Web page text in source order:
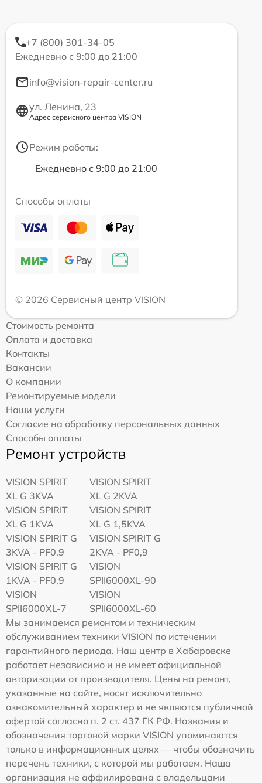
+7 (800) 301-34-05
Ежедневно с 9:00 до 21:00
info@vision-repair-center.ru
ул. Ленина, 23
Адрес сервисного центра VISION
Режим работы:
Ежедневно с 9:00 до 21:00
Способы оплаты
© 2026 Сервисный центр VISION
Стоимость ремонта
Оплата и доставка
Контакты
Вакансии
О компании
Ремонтируемые модели
Наши услуги
Согласие на обработку персональных данных
Способы оплаты
Ремонт устройств
VISION SPIRIT
XL G 3KVA
VISION SPIRIT
XL G 2KVA
VISION SPIRIT
XL G 1KVA
VISION SPIRIT
XL G 1,5KVA
VISION SPIRIT G
3KVA - PF0,9
VISION SPIRIT G
2KVA - PF0,9
VISION SPIRIT G
1KVA - PF0,9
VISION
SPII6000XL-90
VISION
SPII6000XL-7
VISION
SPII6000XL-60
Мы занимаемся ремонтом и техническим
обслуживанием техники VISION по истечении
гарантийного периода. Наш центр в Хабаровске
работает независимо и не имеет официальной
авторизации от производителя. Цены на ремонт,
указанные на сайте, носят исключительно
ознакомительный характер и не являются публичной
офертой согласно п. 2 ст. 437 ГК РФ. Названия и
обозначения торговой марки VISION упоминаются
только в информационных целях — чтобы обозначить
перечень техники, с которой мы работаем. Наша
организация не аффилирована с владельцами